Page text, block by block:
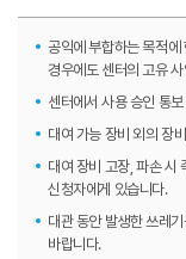
공익에 부합하는 목적에
경우에도 센터의 고유
센터에서 사용 승인 통
대여 가능 장비 외의 장
대여 장비 고장, 파손 시
신청자에게 있습니다.
대관 동안 발생한 쓰레
바랍니다.